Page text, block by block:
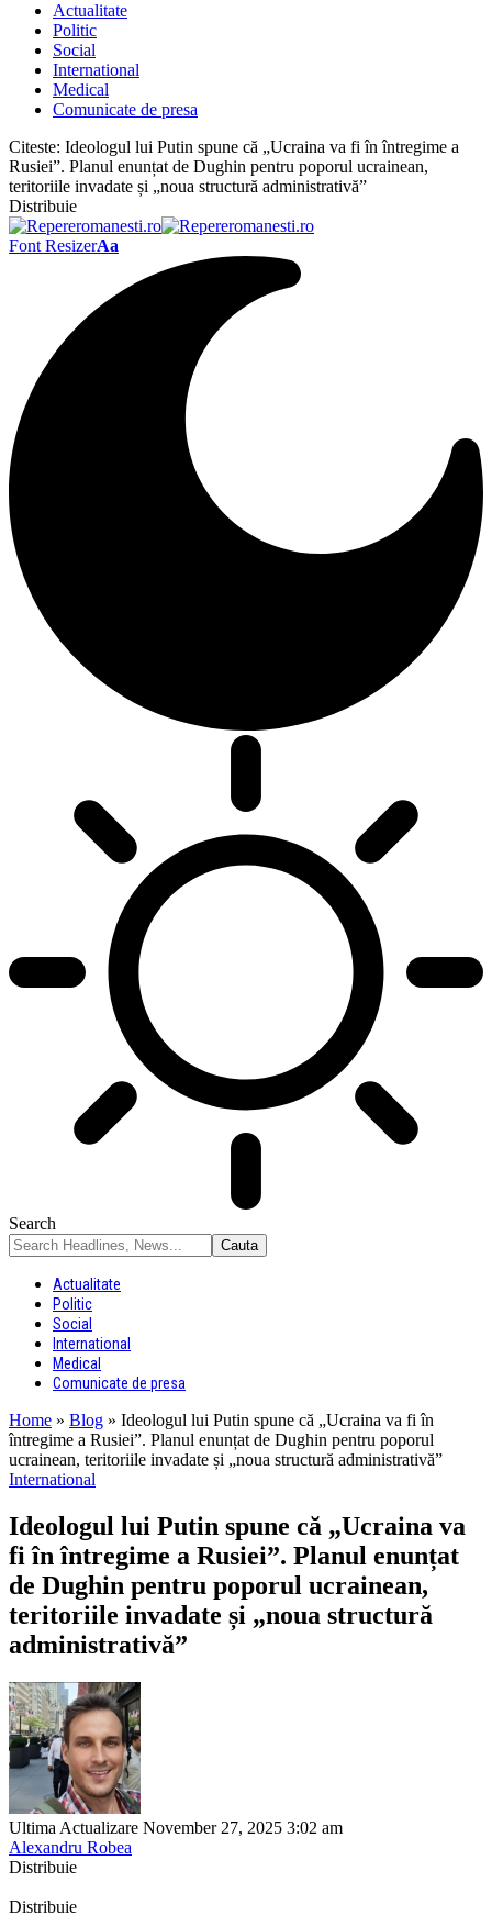
Actualitate
Politic
Social
International
Medical
Comunicate de presa
Citeste: Ideologul lui Putin spune că „Ucraina va fi în întregime a
Rusiei”. Planul enunțat de Dughin pentru poporul ucrainean,
teritoriile invadate și „noua structură administrativă”
Distribuie
Font ResizerAa
Search
Actualitate
Politic
Social
International
Medical
Comunicate de presa
Home » Blog » Ideologul lui Putin spune că „Ucraina va fi în
întregime a Rusiei”. Planul enunțat de Dughin pentru poporul
ucrainean, teritoriile invadate și „noua structură administrativă”
International
Ideologul lui Putin spune că „Ucraina va
fi în întregime a Rusiei”. Planul enunțat
de Dughin pentru poporul ucrainean,
teritoriile invadate și „noua structură
administrativă”
Ultima Actualizare November 27, 2025 3:02 am
Alexandru Robea
Distribuie
Distribuie